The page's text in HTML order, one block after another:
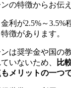
の特徴からお伝
利が2.5%～3.5%
徴があります。
は奨学金や国の
いないため、
比
メリットの一つで